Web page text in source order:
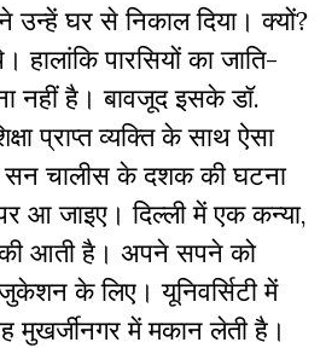
ने उन्हें घर से निकाल दिया। क्यों?
पारसियों का जाति-
नहीं है। बावजूद इसके डॉ.
प्राप्त व्यक्ति के साथ ऐसा
सन चालीस के दशक की घटना
आ जाइए। दिल्ली में एक कन्या,
आती है। अपने सपने को
के लिए। यूनिवर्सिटी में
मुखर्जीनगर में मकान लेती है।